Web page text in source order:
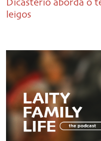
Dicastério aborda o
leigos